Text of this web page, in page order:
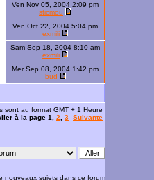
Ven Nov 05, 2004 2:09 pm
sticmou
Ven Oct 22, 2004 5:04 pm
exmili
Sam Sep 18, 2004 8:10 am
exmili
Mer Sep 08, 2004 1:42 pm
bud
sont au format GMT + 1 Heure
à la page 1 2 3 Suivante
nouveaux sujets dans ce forum